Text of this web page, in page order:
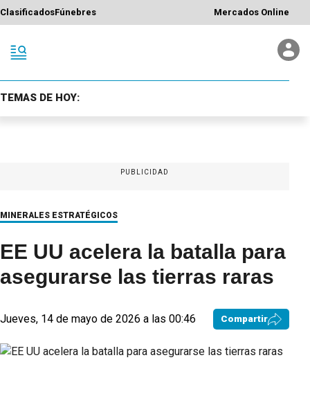
ClasificadosFúnebres Mercados Online
TEMAS DE HOY:
PUBLICIDAD
MINERALES ESTRATÉGICOS
EE UU acelera la batalla para
asegurarse las tierras raras
Jueves, 14 de mayo de 2026 a las 00:46 Compartir